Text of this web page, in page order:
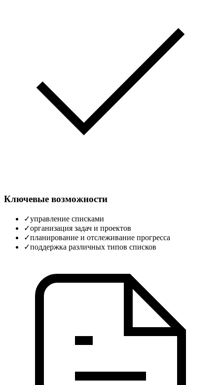
Ключевые возможности
✓управление списками
✓организация задач и проектов
✓планирование и отслеживание прогресса
✓поддержка различных типов списков